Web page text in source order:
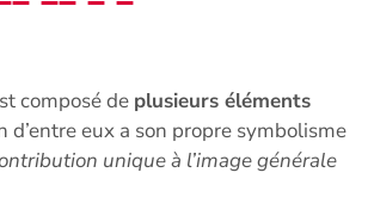
composé de plusieurs éléments
d’entre eux a son propre symbolisme
unique à l’image générale